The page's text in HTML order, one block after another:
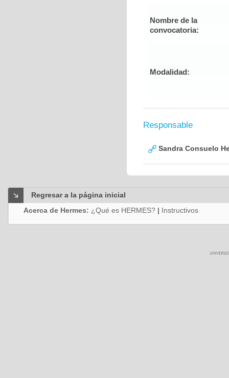
Nombre de la
convocatoria:
Modalidad:
Responsable
Sandra Consuelo
Regresar a la página inicial
Acerca de Hermes: ¿Qué es HERMES? | Instructivos